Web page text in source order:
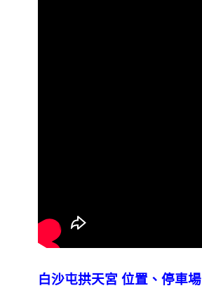
白沙屯拱天宮 位置、停車場